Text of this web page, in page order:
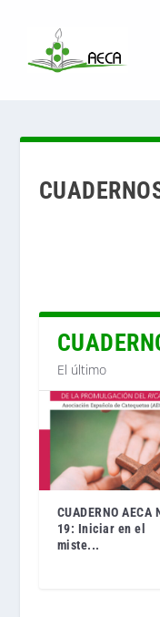
El último
CUADERNO AECA
19: Iniciar en el
miste...